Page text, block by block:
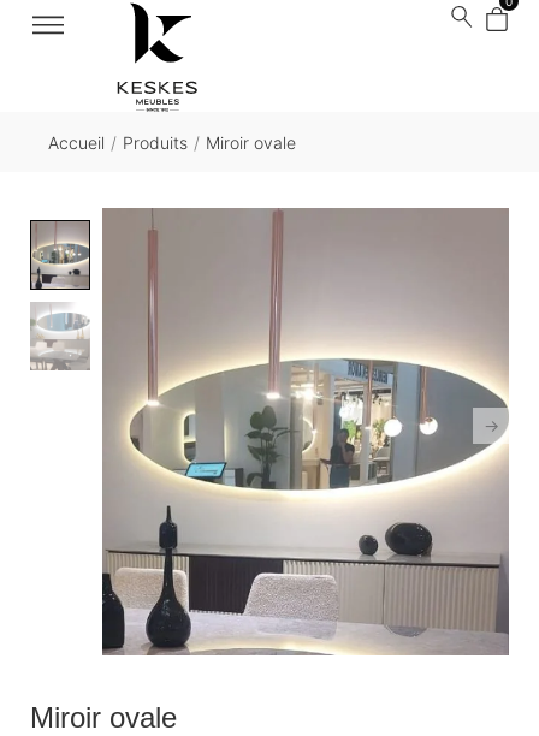
Accueil / Produits / Miroir ovale
Miroir ovale